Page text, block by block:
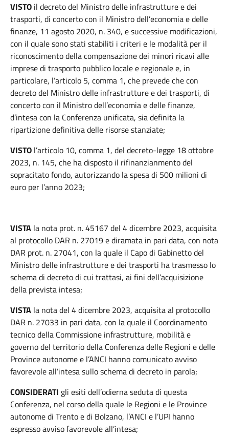
VISTO il decreto del Ministro delle infrastrutture e dei
trasporti, di concerto con il Ministro dell’economia e delle
finanze, 11 agosto 2020, n. 340, e successive modificazioni,
con il quale sono stati stabiliti i criteri e le modalità per il
riconoscimento della compensazione dei minori ricavi alle
imprese di trasporto pubblico locale e regionale e, in
particolare, l’articolo 5, comma 1, che prevede che con
decreto del Ministro delle infrastrutture e dei trasporti, di
concerto con il Ministro dell’economia e delle finanze,
d’intesa con la Conferenza unificata, sia definita la
ripartizione definitiva delle risorse stanziate;
VISTO l’articolo 10, comma 1, del decreto-legge 18 ottobre
2023, n. 145, che ha disposto il rifinanzianmento del
sopracitato fondo, autorizzando la spesa di 500 milioni di
euro per l’anno 2023;
VISTA la nota prot. n. 45167 del 4 dicembre 2023, acquisita
al protocollo DAR n. 27019 e diramata in pari data, con nota
DAR prot. n. 27041, con la quale il Capo di Gabinetto del
Ministro delle infrastrutture e dei trasporti ha trasmesso lo
schema di decreto di cui trattasi, ai fini dell’acquisizione
della prevista intesa;
VISTA la nota del 4 dicembre 2023, acquisita al protocollo
DAR n. 27033 in pari data, con la quale il Coordinamento
tecnico della Commissione infrastrutture, mobilità e
governo del territorio della Conferenza delle Regioni e delle
Province autonome e l’ANCI hanno comunicato avviso
favorevole all’intesa sullo schema di decreto in parola;
CONSIDERATI gli esiti dell’odierna seduta di questa
Conferenza, nel corso della quale le Regioni e le Province
autonome di Trento e di Bolzano, l’ANCI e l’UPI hanno
espresso avviso favorevole all’intesa;